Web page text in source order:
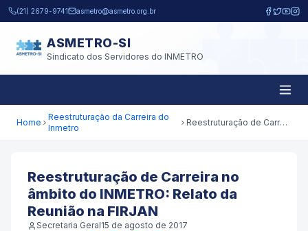
Pular para o conteúdo principal
(21) 2679-9741 asmetro@asmetro.org.br
ASMETRO-SI
Sindicato dos Servidores do INMETRO
Home
Reestruturação da Carreira do
Inmetro
Reestruturação de Carreira no âmbito do INMETRO: Relato da Reunião na FIRJAN
Reestruturação de Carreira no
âmbito do INMETRO: Relato da
Reunião na FIRJAN
Secretaria Geral15 de agosto de 2017